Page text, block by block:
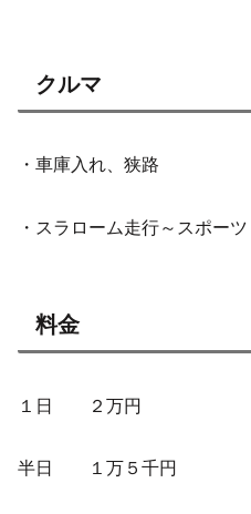
クルマ
・車庫入れ、狭路
・スラローム走行～スポー
料金
１日 ２万円
半日 １万５千円